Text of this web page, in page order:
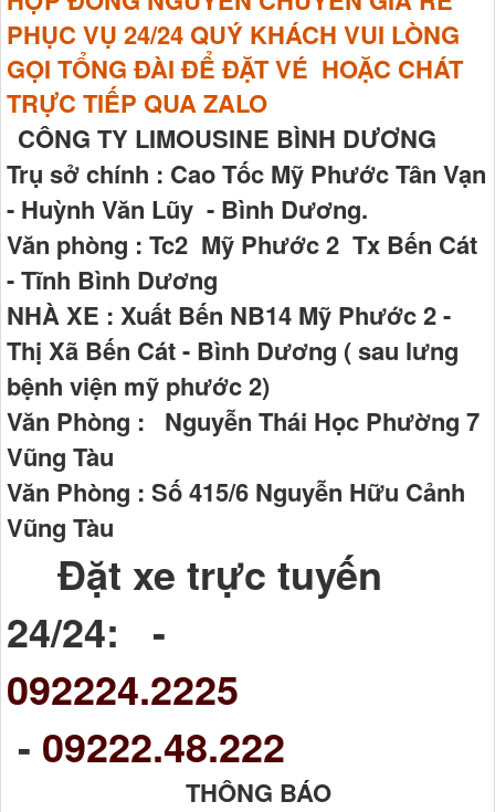
PHỤC VỤ 24/24 QUÝ KHÁCH VUI LÒNG
GỌI TỔNG ĐÀI ĐỂ ĐẶT VÉ HOẶC CHÁT
TRỰC TIẾP QUA ZALO
CÔNG TY LIMOUSINE BÌNH DƯƠNG
Trụ sở chính : Cao Tốc Mỹ Phước Tân Vạn
- Huỳnh Văn Lũy - Bình Dương.
Văn phòng : Tc2 Mỹ Phước 2 Tx Bến Cát
- Tĩnh Bình Dương
NHÀ XE : Xuất Bến NB14 Mỹ Phước 2 -
Thị Xã Bến Cát - Bình Dương ( sau lưng
bệnh viện mỹ phước 2)
Văn Phòng : Nguyễn Thái Học Phường 7
Vũng Tàu
Văn Phòng : Số 415/6 Nguyễn Hữu Cảnh
Vũng Tàu
Đặt xe trực tuyến
24/24: -
092224.2225
- 09222.48.222
THÔNG BÁO